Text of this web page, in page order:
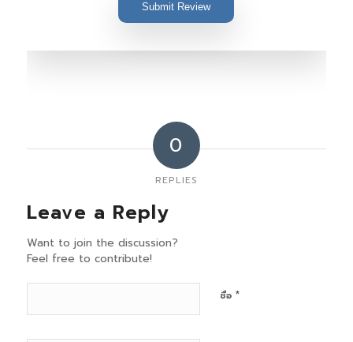
Submit Review
0
REPLIES
Leave a Reply
Want to join the discussion?
Feel free to contribute!
ชื่อ *